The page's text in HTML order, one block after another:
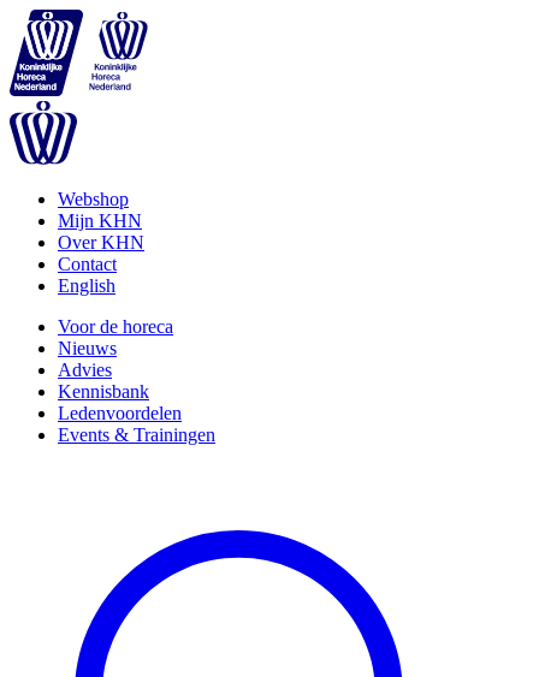
Webshop
Mijn KHN
Over KHN
Contact
English
Voor de horeca
Nieuws
Advies
Kennisbank
Ledenvoordelen
Events & Trainingen